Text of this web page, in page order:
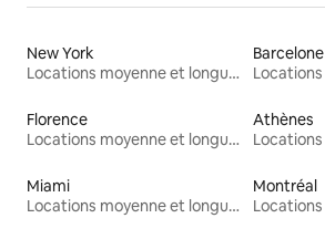
New York
Locations moyenne et longue durée
Barcelone
Florence
Locations moyenne et longue durée
Athènes
Miami
Locations moyenne et longue durée
Montréal